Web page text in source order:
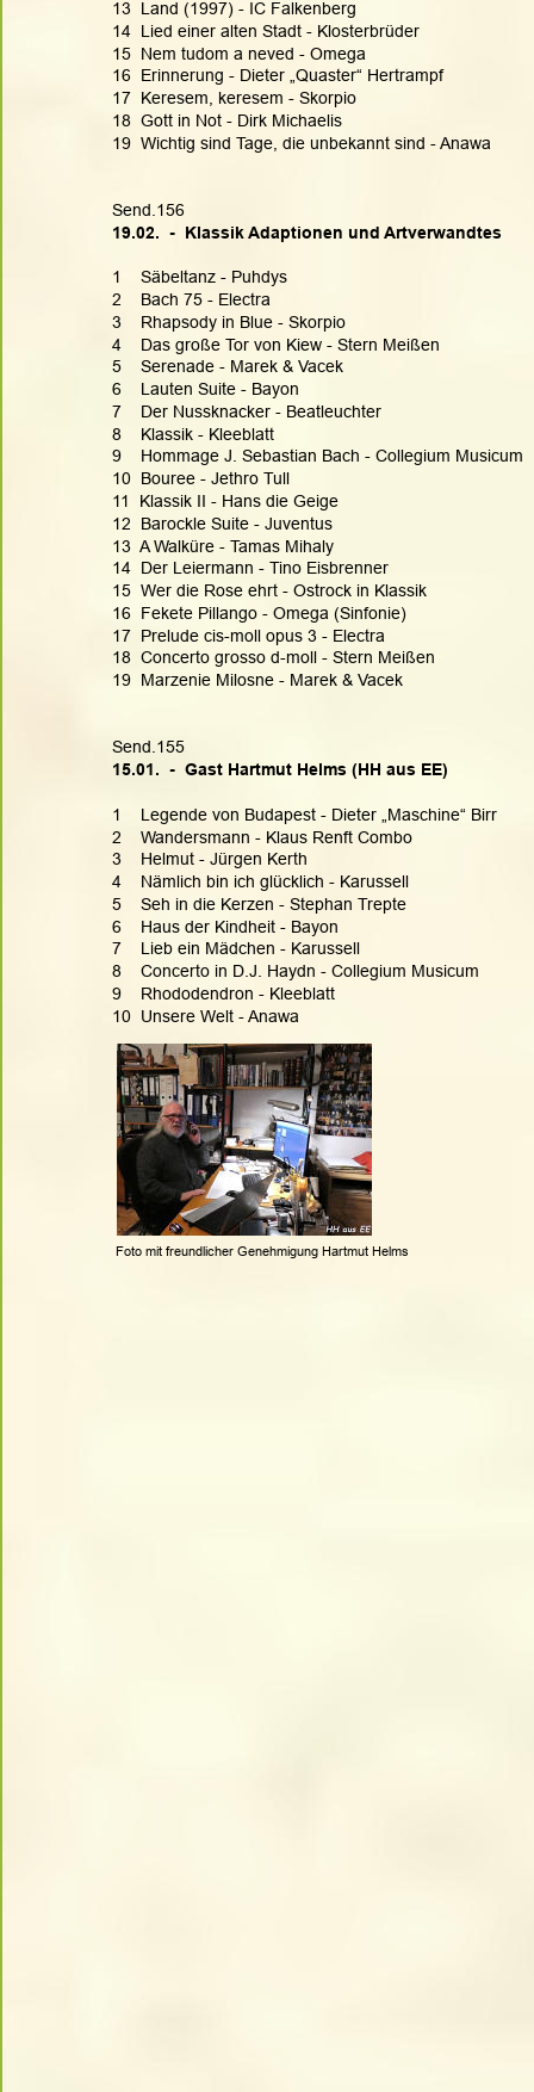
13  Land (1997) - IC Falkenberg
14  Lied einer alten Stadt - Klosterbrüder
15  Nem tudom a neved - Omega
16  Erinnerung - Dieter „Quaster“ Hertrampf
17  Keresem, keresem - Skorpio
18  Gott in Not - Dirk Michaelis
19  Wichtig sind Tage, die unbekannt sind - Anawa
Send.156
19.02.  -  Klassik Adaptionen und Artverwandtes
1    Säbeltanz - Puhdys
2    Bach 75 - Electra
3    Rhapsody in Blue - Skorpio
4    Das große Tor von Kiew - Stern Meißen
5    Serenade - Marek & Vacek
6    Lauten Suite - Bayon
7    Der Nussknacker - Beatleuchter
8    Klassik - Kleeblatt
9    Hommage J. Sebastian Bach - Collegium Musicum
10  Bouree - Jethro Tull
11  Klassik II - Hans die Geige
12  Barockle Suite - Juventus
13  A Walküre - Tamas Mihaly
14  Der Leiermann - Tino Eisbrenner
15  Wer die Rose ehrt - Ostrock in Klassik
16  Fekete Pillango - Omega (Sinfonie)
17  Prelude cis-moll opus 3 - Electra
18  Concerto grosso d-moll - Stern Meißen
19  Marzenie Milosne - Marek & Vacek
Send.155
15.01.  -  Gast Hartmut Helms (HH aus EE)
1    Legende von Budapest - Dieter „Maschine“ Birr
2    Wandersmann - Klaus Renft Combo
3    Helmut - Jürgen Kerth
4    Nämlich bin ich glücklich - Karussell
5    Seh in die Kerzen - Stephan Trepte
6    Haus der Kindheit - Bayon
7    Lieb ein Mädchen - Karussell
8    Concerto in D.J. Haydn - Collegium Musicum
9    Rhododendron - Kleeblatt
10  Unsere Welt - Anawa
Foto mit freundlicher Genehmigung Hartmut Helms